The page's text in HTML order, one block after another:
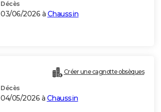
Décès
03/06/2026 à Chaussin
Créer une cagnotte obsèques
Décès
04/05/2026 à Chaussin